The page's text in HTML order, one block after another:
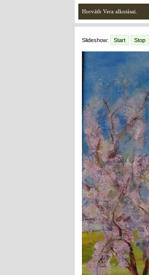
Horváth Vera alkotásai.
Slideshow: Start Stop